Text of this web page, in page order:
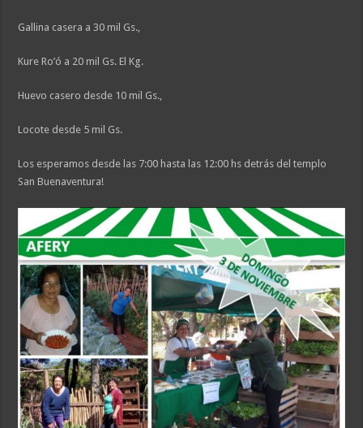
Gallina casera a 30 mil Gs.,
Kure Ro’ó a 20 mil Gs. El Kg.
Huevo casero desde 10 mil Gs.,
Locote desde 5 mil Gs.
Los esperamos desde las 7:00 hasta las 12:00 hs detrás del templo
San Buenaventura!